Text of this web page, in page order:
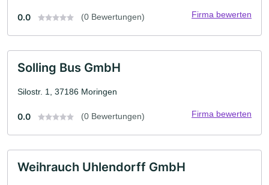
0.0 (0 Bewertungen) Firma bewerten
Solling Bus GmbH
Silostr. 1, 37186 Moringen
0.0 (0 Bewertungen) Firma bewerten
Weihrauch Uhlendorff GmbH